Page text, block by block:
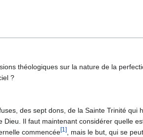
théologiques sur la nature de la
?
des sept dons, de la Sainte Trinité qui
Il faut maintenant considérer quelle
commencée[1]
, mais le but, qui se